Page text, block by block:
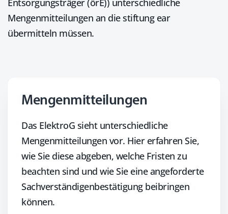
Entsorgungsträger (örE)) unterschiedliche
Mengenmitteilungen an die stiftung ear
übermitteln müssen.
Mengenmitteilungen
Das ElektroG sieht unterschiedliche
Mengenmitteilungen vor. Hier erfahren Sie,
wie Sie diese abgeben, welche Fristen zu
beachten sind und wie Sie eine angeforderte
Sachverständigenbestätigung beibringen
können.